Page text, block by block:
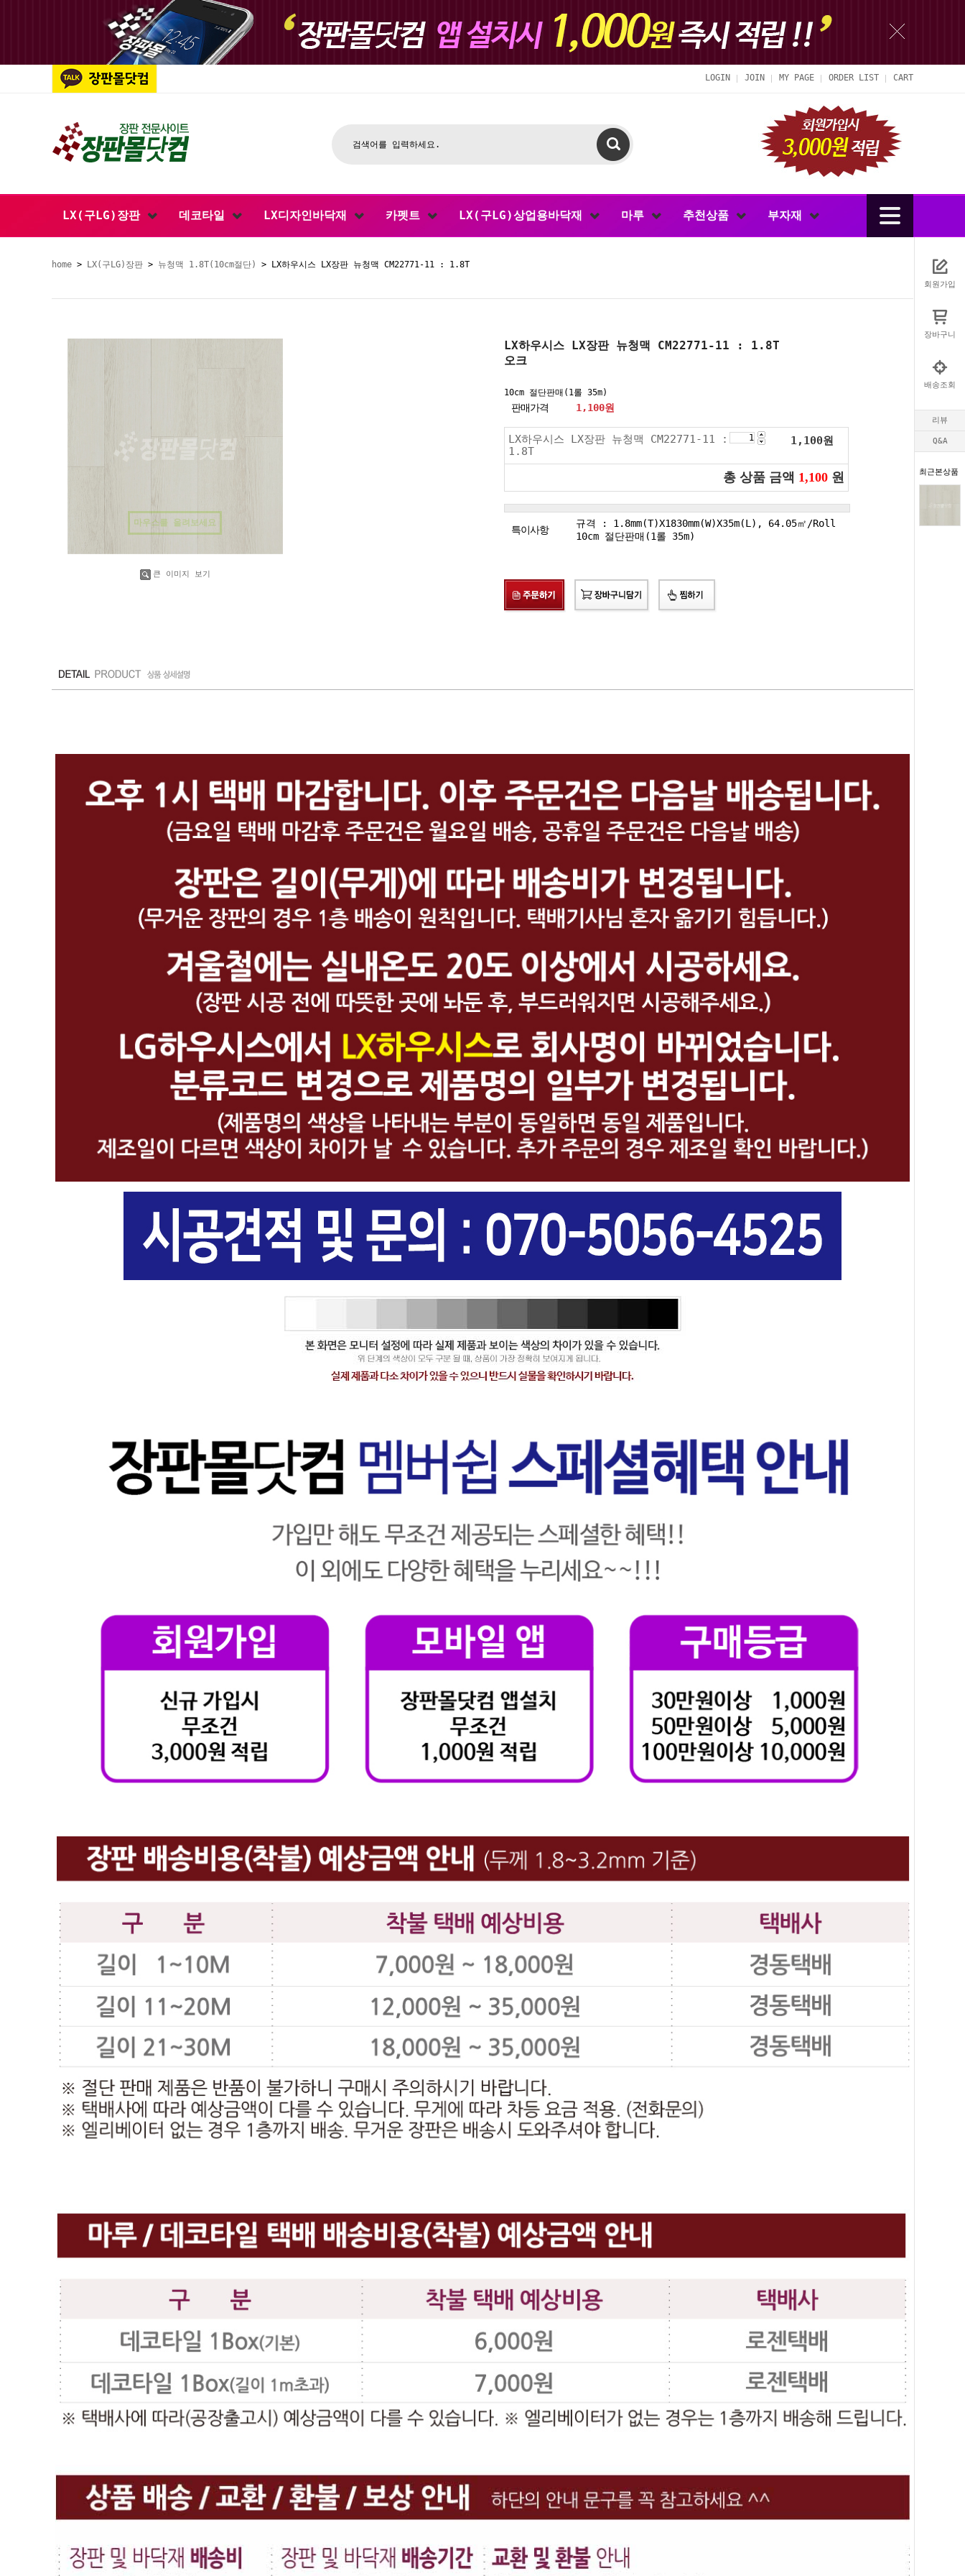
회원가입
장바구니
배송조회
리뷰
Q&A
최근본상품
LOGIN JOIN MY PAGE ORDER LIST CART
LX(구LG)장판 데코타일 LX디자인바닥재 카펫트 LX(구LG)상업용바닥재 마루 추천상품 부자재
home > LX(구LG)장판 > 뉴청맥 1.8T(10cm절단) > LX하우시스 LX장판 뉴청맥 CM22771-11 : 1.8T
마우스를 올려보세요
큰 이미지 보기
LX하우시스 LX장판 뉴청맥 CM22771-11 : 1.8T
오크
10cm 절단판매(1롤 35m)
판매가격 1,100원
LX하우시스 LX장판 뉴청맥 CM22771-11 :
1.8T
1,100원
총 상품 금액 1,100 원
특이사항
규격 : 1.8mm(T)X1830mm(W)X35m(L), 64.05㎡/Roll
10cm 절단판매(1롤 35m)